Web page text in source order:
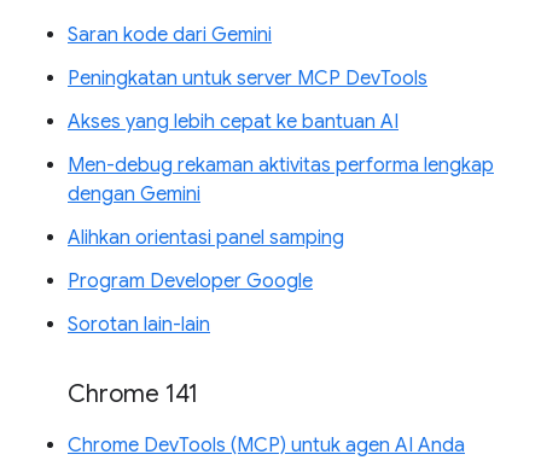
Saran kode dari Gemini
Peningkatan untuk server MCP DevTools
Akses yang lebih cepat ke bantuan AI
Men-debug rekaman aktivitas performa lengkap
dengan Gemini
Alihkan orientasi panel samping
Program Developer Google
Sorotan lain-lain
Chrome 141
Chrome DevTools (MCP) untuk agen AI Anda